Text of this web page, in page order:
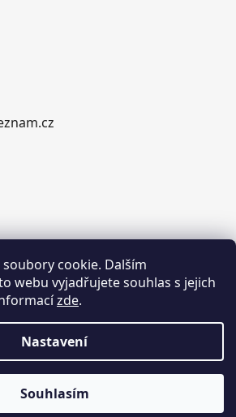
cookie. Dalším
webu vyjadřujete souhlas s jejich
zde.
Nastavení
Souhlasím
Vytvořil Shoptet
RYBICKAR.CZ
vyhrazena.
skladová dostupnost je orientační a
objednávek a prodeje v reálném čase.